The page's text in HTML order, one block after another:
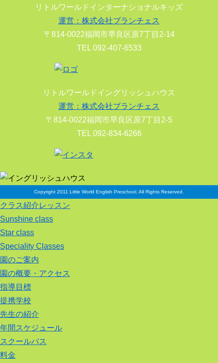
リトルワールドインターナショナルキッズ
運営：株式会社ブランチェス
〒814-0022福岡市早良区原7丁目2-14
TEL 092-407-6533
リトルワールドイングリッシュハウス
運営：株式会社ブランチェス
〒814-0022福岡市早良区原7丁目2-5
TEL 092-834-6266
Copyright 2011 Little World English Preschool. All Rights Reserved.
クラス紹介レッスン
Sunshine class
Star class
Speciality Classes
園のご案内
園の概要・アクセス
指導目標
提携学校
先生の紹介
年間スケジュール
スクールバス
料金